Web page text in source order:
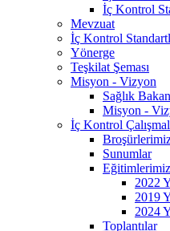
İç Kontrol
Mevzuat
İç Kontrol
Yönerge
Teşkilat Şeması
Misyon - Vizyon
Sağlık
Misyon -
İç Kontrol
Sunumlar
Eğitimlerimiz
2022
2019
2024
Toplantılar